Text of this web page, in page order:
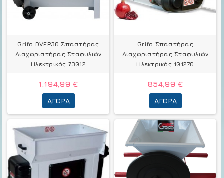
Grifo DVEP30 Σπαστήρας
Διαχωριστήρας Σταφυλιών
Ηλεκτρικός 73012
1.194,99 €
ΑΓΟΡΆ
Grifo Σπαστήρας
Διαχωριστήρας Σταφυλιών
Ηλεκτρικός 101270
854,99 €
ΑΓΟΡΆ